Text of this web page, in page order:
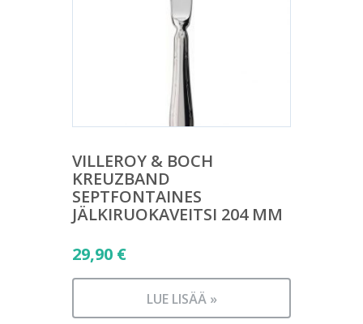
VILLEROY & BOCH
KREUZBAND
SEPTFONTAINES
JÄLKIRUOKAVEITSI 204 MM
29,90 €
LUE LISÄÄ »